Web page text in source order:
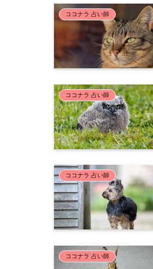
ココナラ 占い師
ココナラ 占い師
ココナラ 占い師
ココナラ 占い師